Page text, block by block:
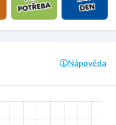
Nápověda